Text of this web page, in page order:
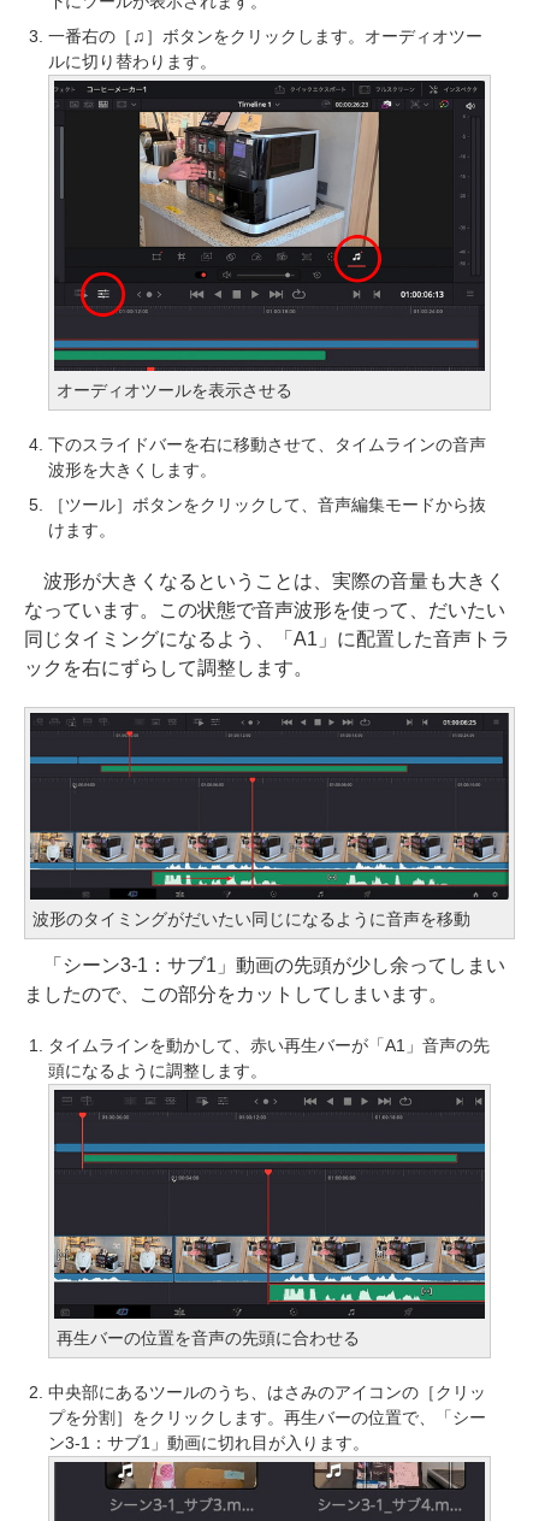
一番右の［♫］ボタンをクリックします。オーディオツー
ルに切り替わります。
オーディオツールを表示させる
下のスライドバーを右に移動させて、タイムラインの音声
波形を大きくします。
［ツール］ボタンをクリックして、音声編集モードから抜
けます。
波形が大きくなるということは、実際の音量も大きく
なっています。この状態で音声波形を使って、だいたい
同じタイミングになるよう、「A1」に配置した音声トラ
ックを右にずらして調整します。
波形のタイミングがだいたい同じになるように音声を移動
「シーン3-1：サブ1」動画の先頭が少し余ってしまい
ましたので、この部分をカットしてしまいます。
タイムラインを動かして、赤い再生バーが「A1」音声の先
頭になるように調整します。
再生バーの位置を音声の先頭に合わせる
中央部にあるツールのうち、はさみのアイコンの［クリッ
プを分割］をクリックします。再生バーの位置で、「シー
ン3-1：サブ1」動画に切れ目が入ります。